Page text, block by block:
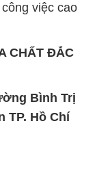
Bình Trị
Hồ Chí